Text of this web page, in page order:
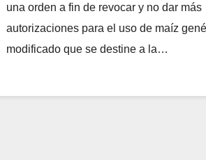
una orden a fin de revocar y no dar más
autorizaciones para el uso de maíz
modificado que se destine a la…